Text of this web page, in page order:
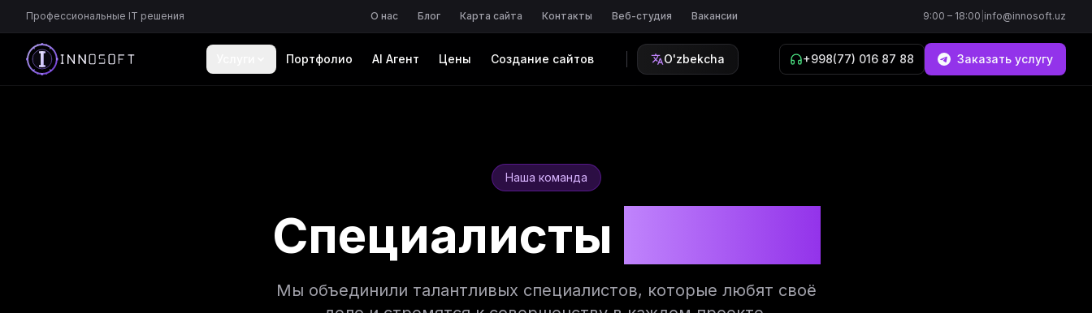
Профессиональные IT решения О нас Блог Карта сайта Контакты Веб-студия Вакансии 9:00 – 18:00 info@innosoft.uz
Портфолио AI Агент Цены Создание сайтов O'zbekcha +998(77) 016 87 88 Заказать услугу
Наша команда
Специалисты
Мы объединили талантливых специалистов, которые любят своё